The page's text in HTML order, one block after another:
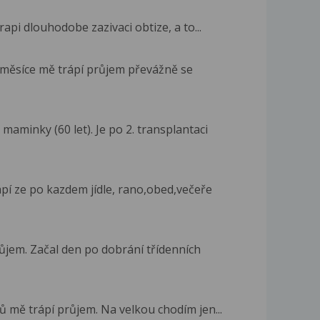
dlouhodobe zazivaci obtize, a to...
mě trápí průjem převážně se
(60 let). Je po 2. transplantaci
ze po kazdem jídle, rano,obed,večeře
Začal den po dobrání třídenních
mě trápí průjem. Na velkou chodím jen...